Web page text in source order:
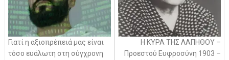
Γιατί η αξιοπρέπειά μας είναι
τόσο ευάλωτη στη σύγχρονη
Η ΚΥΡΑ ΤΗΣ ΛΑΠΗΘΟΥ –
Προεστού Ευφροσύνη 1903 –